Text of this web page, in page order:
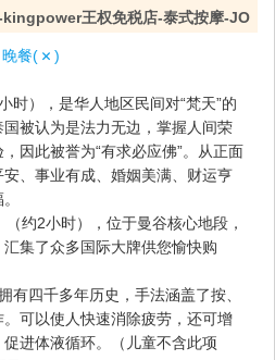
kingpower王权免税店-泰式按摩-JO
餐(
)
小时），是华人地区民间对“梵天”的
被认为是法力无边，掌握人间荣
因此被誉为“有求必应佛”。从正面
、事业有成、婚姻美满、财运亨
（约2小时），位于曼谷核心地段，
集了众多国际大牌供您愉快购
有四千多年历史，手法涵盖了按、
可以使人快速消除疲劳，还可增
进体液循环。（儿童不含此项